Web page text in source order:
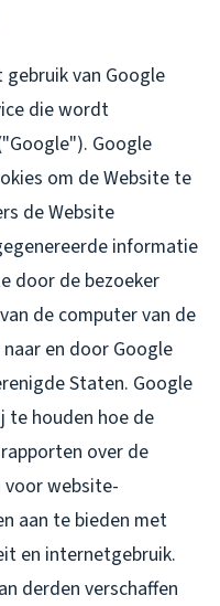
van Google
die wordt
Google
om de Website te
de Website
informatie
door de bezoeker
de computer van de
en door Google
Staten. Google
te houden hoe de
over de
website-
aan te bieden met
en internetgebruik.
derden verschaffen